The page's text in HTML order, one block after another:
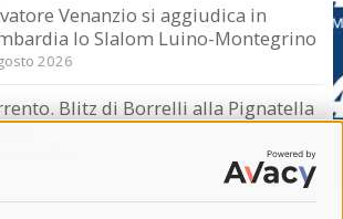
Venanzio si aggiudica in
lo Slalom Luino-Montegrino
2026
Blitz di Borrelli alla Pignatella
–